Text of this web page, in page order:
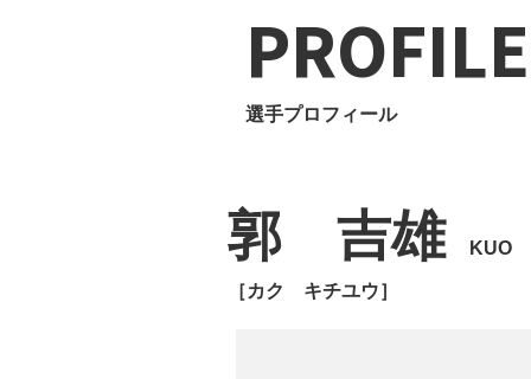
PROFILE
選手プロフィール
郭 吉雄 KUO
［カク キチユウ］